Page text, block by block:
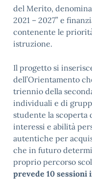
del Merito,
2021 – 2027” e
contenente le
istruzione.
Il progetto si
dell’Orientamento
triennio della
individuali e di
studente la scoperta
interessi e abilità
autentiche per
che in futuro
proprio percorso
prevede 10 sessioni